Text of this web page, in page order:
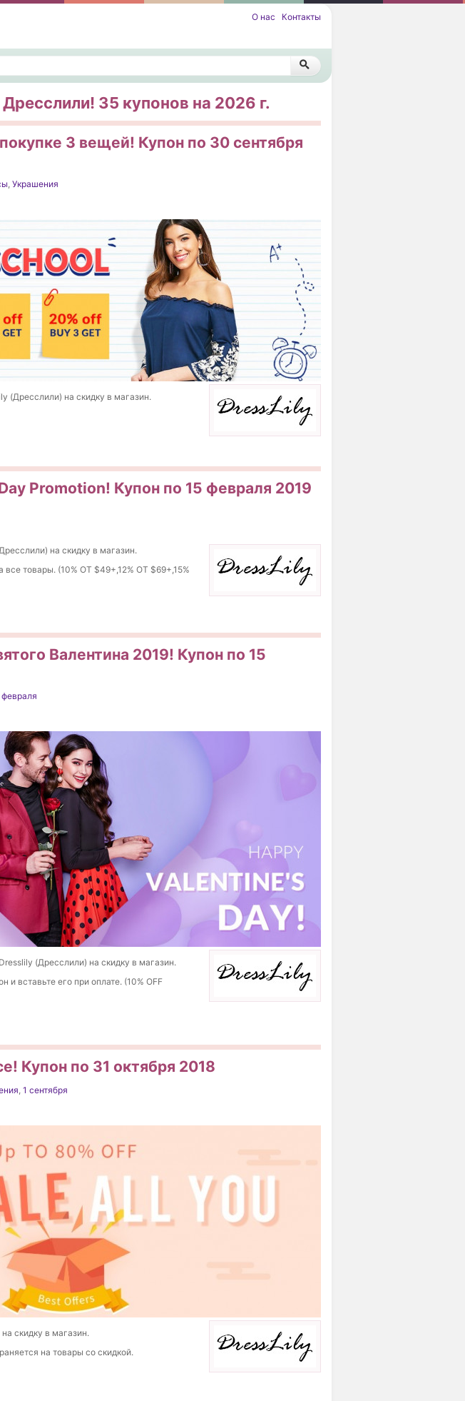
О нас Контакты
35 купонов на 2026 г.
3 вещей! Купон по 30 сентября
, Украшения
(Дресслили) на скидку в магазин.
Promotion! Купон по 15 февраля 2019
на скидку в магазин.
все товары. (10% ОТ $49+,12% ОТ $69+,15%
Валентина 2019! Купон по 15
(Дресслили) на скидку в магазин.
и вставьте его при оплате. (10% OFF
Купон по 31 октября 2018
, 1 сентября
скидку в магазин.
на товары со скидкой.